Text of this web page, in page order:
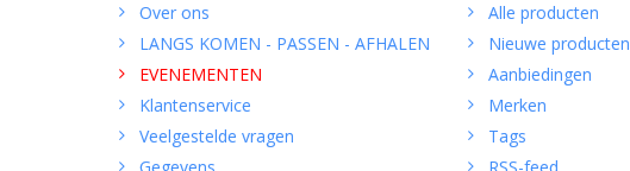
Over ons
LANGS KOMEN - PASSEN - AFHALEN
EVENEMENTEN
Klantenservice
Veelgestelde vragen
Alle producten
Nieuwe producten
Aanbiedingen
Merken
Tags